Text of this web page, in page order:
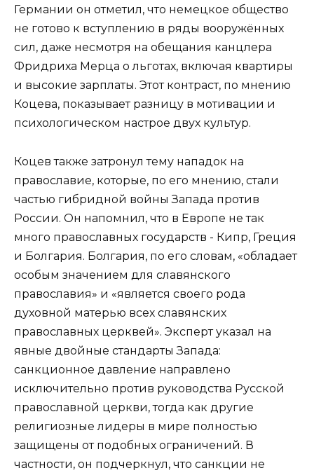
Германии он отметил, что немецкое общество
не готово к вступлению в ряды вооружённых
сил, даже несмотря на обещания канцлера
Фридриха Мерца о льготах, включая квартиры
и высокие зарплаты. Этот контраст, по мнению
Коцева, показывает разницу в мотивации и
психологическом настрое двух культур.
Коцев также затронул тему нападок на
православие, которые, по его мнению, стали
частью гибридной войны Запада против
России. Он напомнил, что в Европе не так
много православных государств - Кипр, Греция
и Болгария. Болгария, по его словам, «обладает
особым значением для славянского
православия» и «является своего рода
духовной матерью всех славянских
православных церквей». Эксперт указал на
явные двойные стандарты Запада:
санкционное давление направлено
исключительно против руководства Русской
православной церкви, тогда как другие
религиозные лидеры в мире полностью
защищены от подобных ограничений. В
частности, он подчеркнул, что санкции не